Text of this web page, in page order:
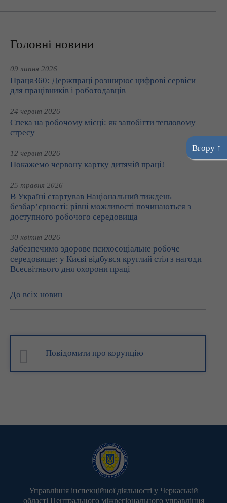
Головні новини
09 липня 2026
Праця360: Держпраці розширює цифрові сервіси
для працівників і роботодавців
24 червня 2026
Спека на робочому місці: як запобігти тепловому
стресу
12 червня 2026
Покажемо червону картку дитячій праці!
25 травня 2026
В Україні стартував Національний тиждень
безбар’єрності: рівні можливості починаються з
доступного робочого середовища
30 квітня 2026
Забезпечимо здорове психосоціальне робоче
середовище: у Києві відбувся круглий стіл з нагоди
Всесвітнього дня охорони праці
До всіх новин
Повідомити про корупцію
Управління інспекційної діяльності у Черкаській
області Центрального міжрегіонального управління
Вгору ↑